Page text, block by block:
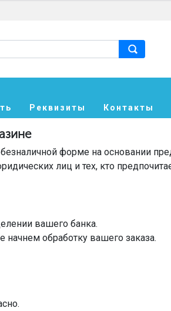
Реквизиты Контакты
форме на основании
лиц и тех, кто
вашего банка.
начнем обработку вашего заказа.